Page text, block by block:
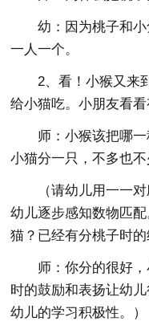
幼：因为桃子和
一人一个。
2、看！小猴又来
给小猫吃。小朋友看看
师：小猴该把哪
小猫分一只，不多也不
（请幼儿用一一
幼儿逐步感知数物匹
猫？已经有分桃子时
师：你分的很好
时的鼓励和表扬让幼
幼儿的学习积极性。）